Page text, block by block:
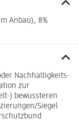
Anbau), 8%
Nachhaltigkeits-
zur
) bewussteren
Siegel